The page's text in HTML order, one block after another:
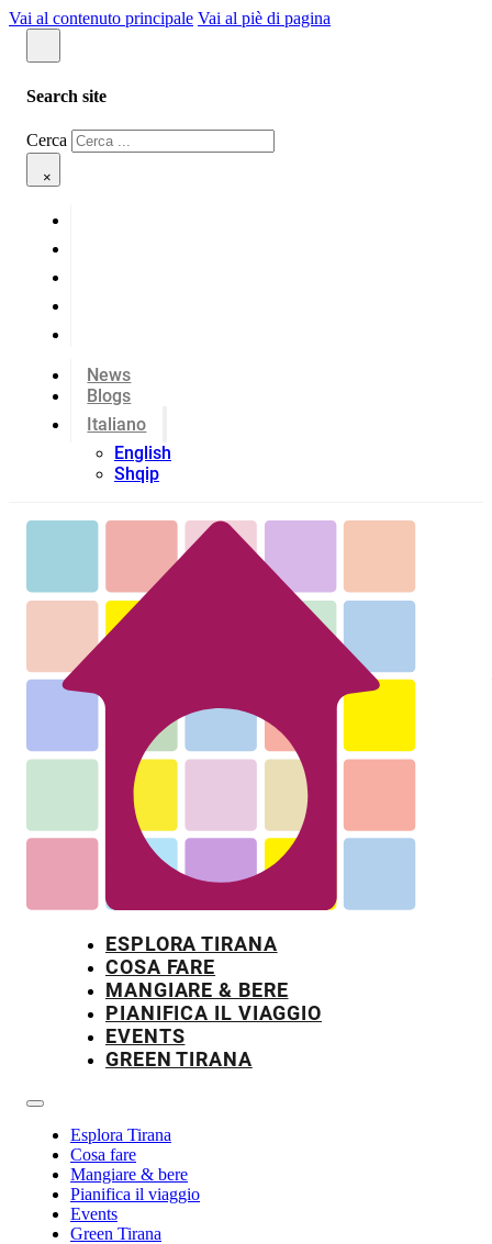
Vai al contenuto principale Vai al piè di pagina
Search site
Cerca
×
News
Blogs
Italiano
English
Shqip
ESPLORA TIRANA
COSA FARE
MANGIARE & BERE
PIANIFICA IL VIAGGIO
EVENTS
GREEN TIRANA
Esplora Tirana
Cosa fare
Mangiare & bere
Pianifica il viaggio
Events
Green Tirana